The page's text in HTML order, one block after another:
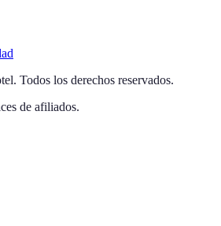
. Todos los derechos reservados.
de afiliados.